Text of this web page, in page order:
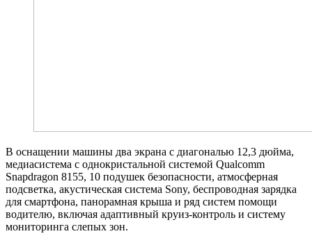
В оснащении машины два экрана с диагональю 12,3 дюйма,
медиасистема с однокристальной системой Qualcomm
Snapdragon 8155, 10 подушек безопасности, атмосферная
подсветка, акустическая система Sony, беспроводная зарядка
для смартфона, панорамная крыша и ряд систем помощи
водителю, включая адаптивный круиз-контроль и систему
мониторинга слепых зон.